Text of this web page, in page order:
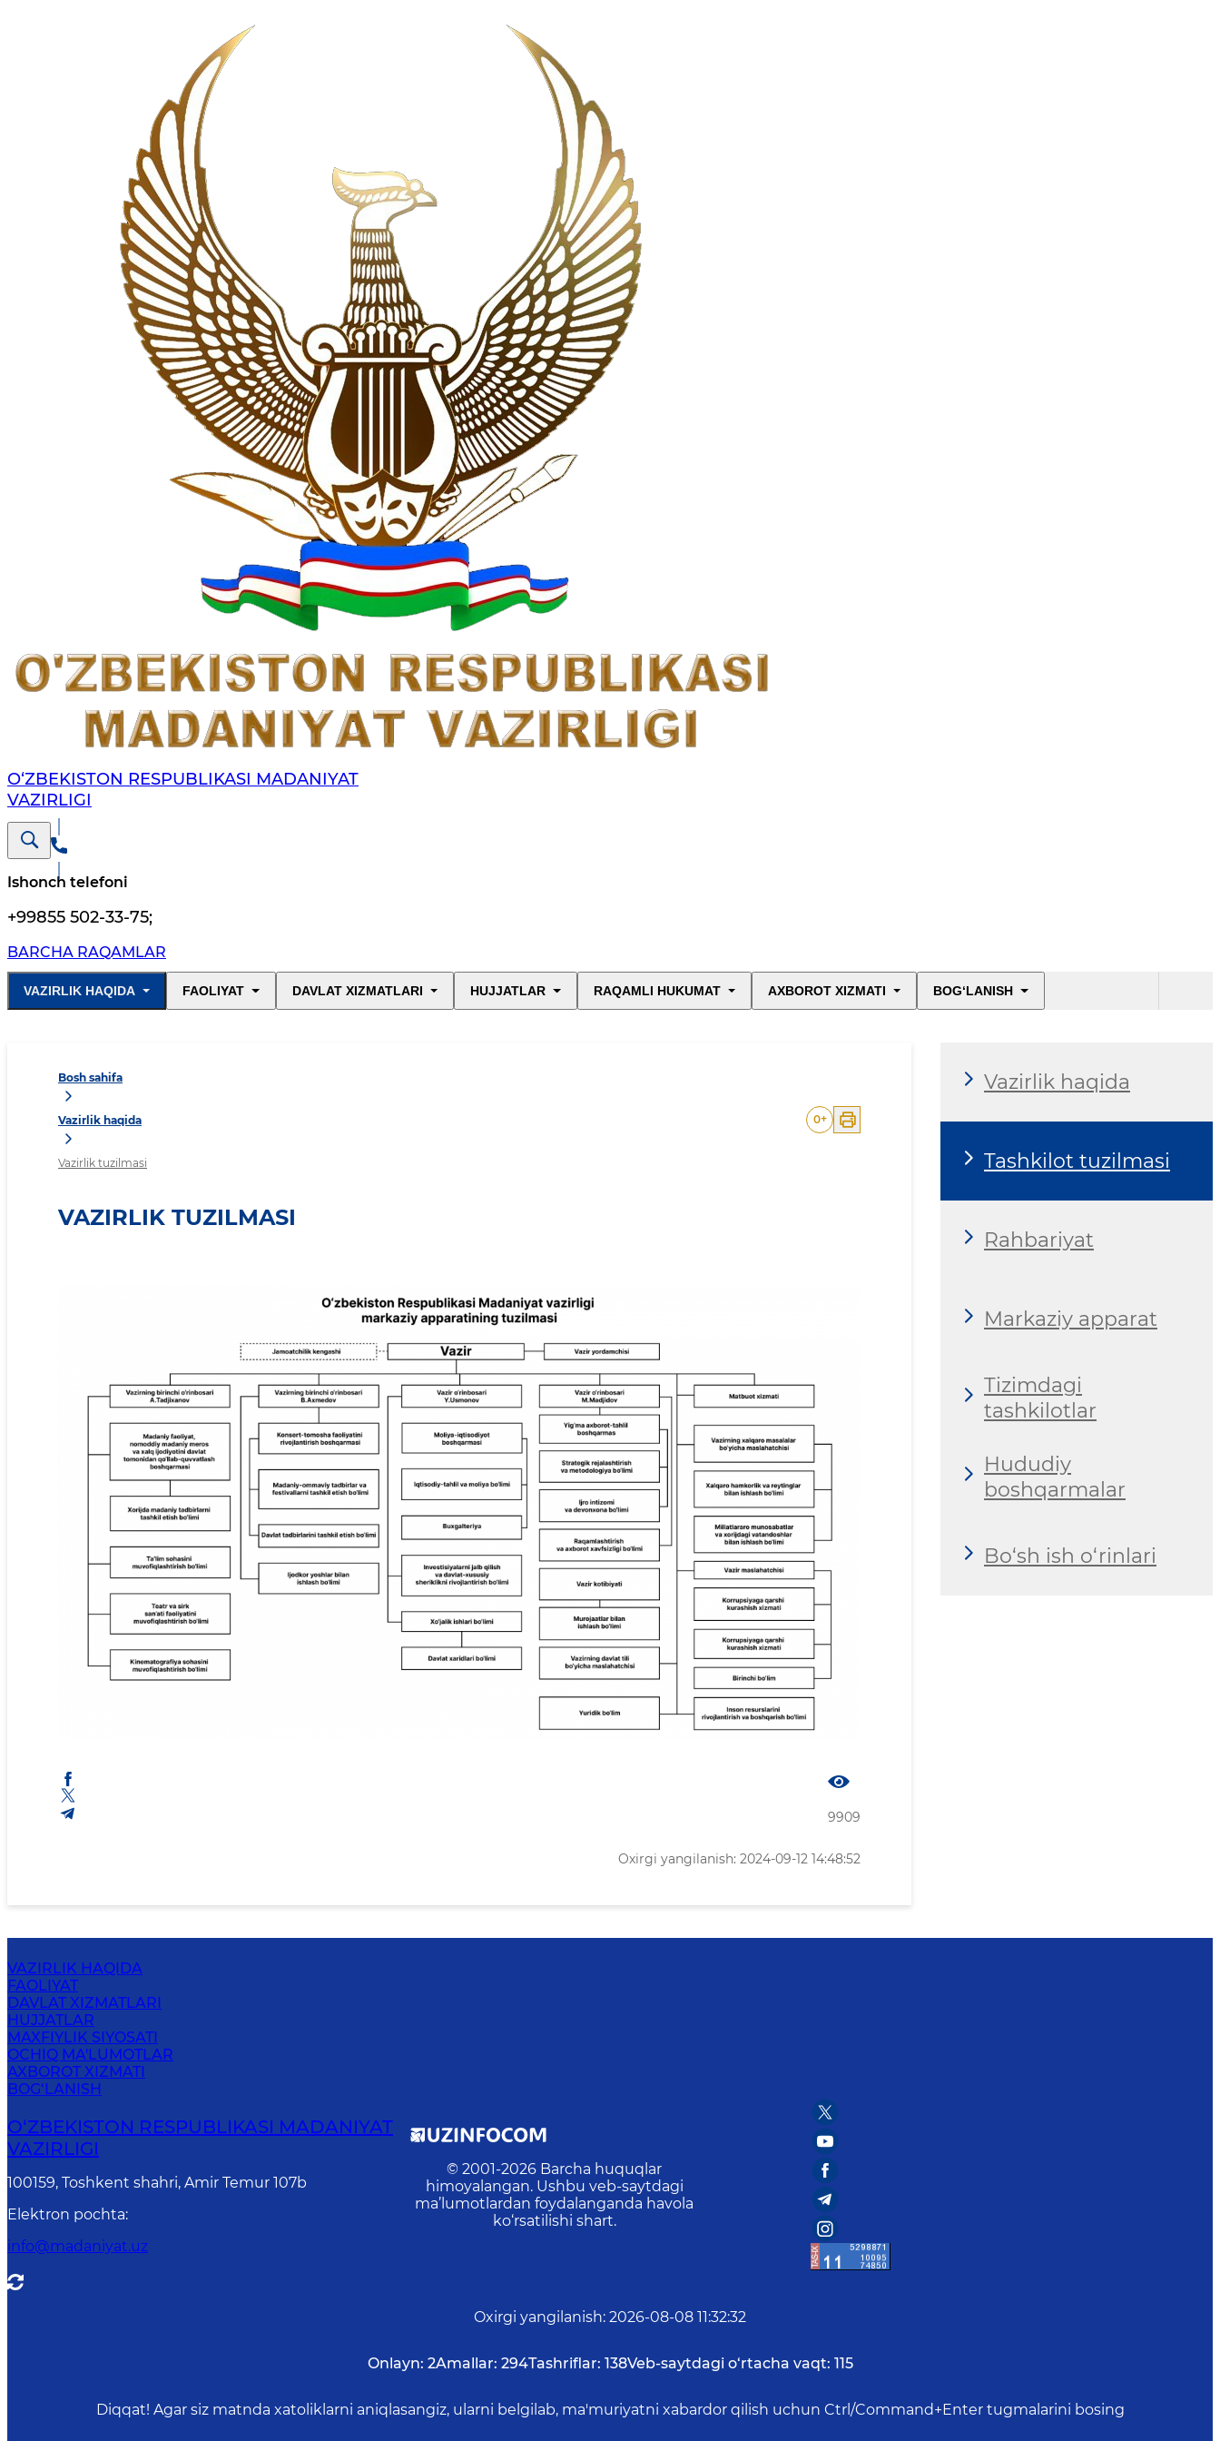
O‘ZBEKISTON RESPUBLIKASI MADANIYAT
VAZIRLIGI
Ishonch telefoni
+99855 502-33-75;
BARCHA RAQAMLAR
VAZIRLIK HAQIDA FAOLIYAT DAVLAT XIZMATLARI HUJJATLAR RAQAMLI HUKUMAT AXBOROT XIZMATI BOG‘LANISH
Bosh sahifa
Vazirlik haqida
Vazirlik tuzilmasi
0+
VAZIRLIK TUZILMASI
9909
Oxirgi yangilanish: 2024-09-12 14:48:52
Vazirlik haqida
Tashkilot tuzilmasi
Rahbariyat
Markaziy apparat
Tizimdagi
tashkilotlar
Hududiy
boshqarmalar
Bo‘sh ish o‘rinlari
VAZIRLIK HAQIDA
FAOLIYAT
DAVLAT XIZMATLARI
HUJJATLAR
MAXFIYLIK SIYOSATI
OCHIQ MA'LUMOTLAR
AXBOROT XIZMATI
BOG‘LANISH
O‘ZBEKISTON RESPUBLIKASI MADANIYAT
VAZIRLIGI
100159, Toshkent shahri, Amir Temur 107b
Elektron pochta:
info@madaniyat.uz
© 2001-2026 Barcha huquqlar
himoyalangan. Ushbu veb-saytdagi
ma’lumotlardan foydalanganda havola
ko‘rsatilishi shart.
Oxirgi yangilanish: 2026-08-08 11:32:32
Onlayn: 2Amallar: 294Tashriflar: 138Veb-saytdagi o‘rtacha vaqt: 115
Diqqat! Agar siz matnda xatoliklarni aniqlasangiz, ularni belgilab, ma'muriyatni xabardor qilish uchun Ctrl/Command+Enter tugmalarini bosing